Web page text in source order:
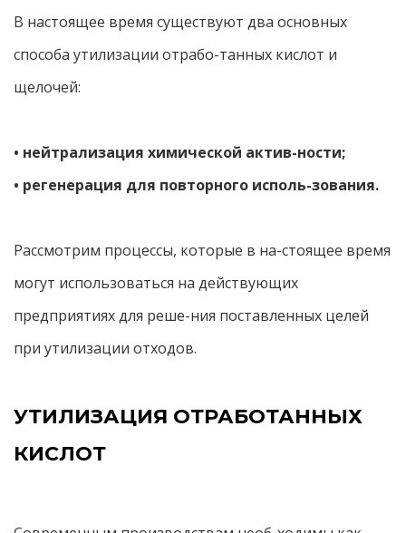
В настоящее время существуют два основных
способа утилизации отрабо-танных кислот и
щелочей:
• нейтрализация химической актив-ности;
• регенерация для повторного исполь-зования.
Рассмотрим процессы, которые в на-стоящее время
могут использоваться на действующих
предприятиях для реше-ния поставленных целей
при утилизации отходов.
УТИЛИЗАЦИЯ ОТРАБОТАННЫХ
КИСЛОТ